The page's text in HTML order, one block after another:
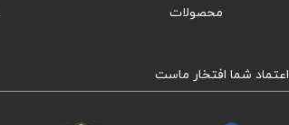
محصولات
اعتماد شما افتخار ماست